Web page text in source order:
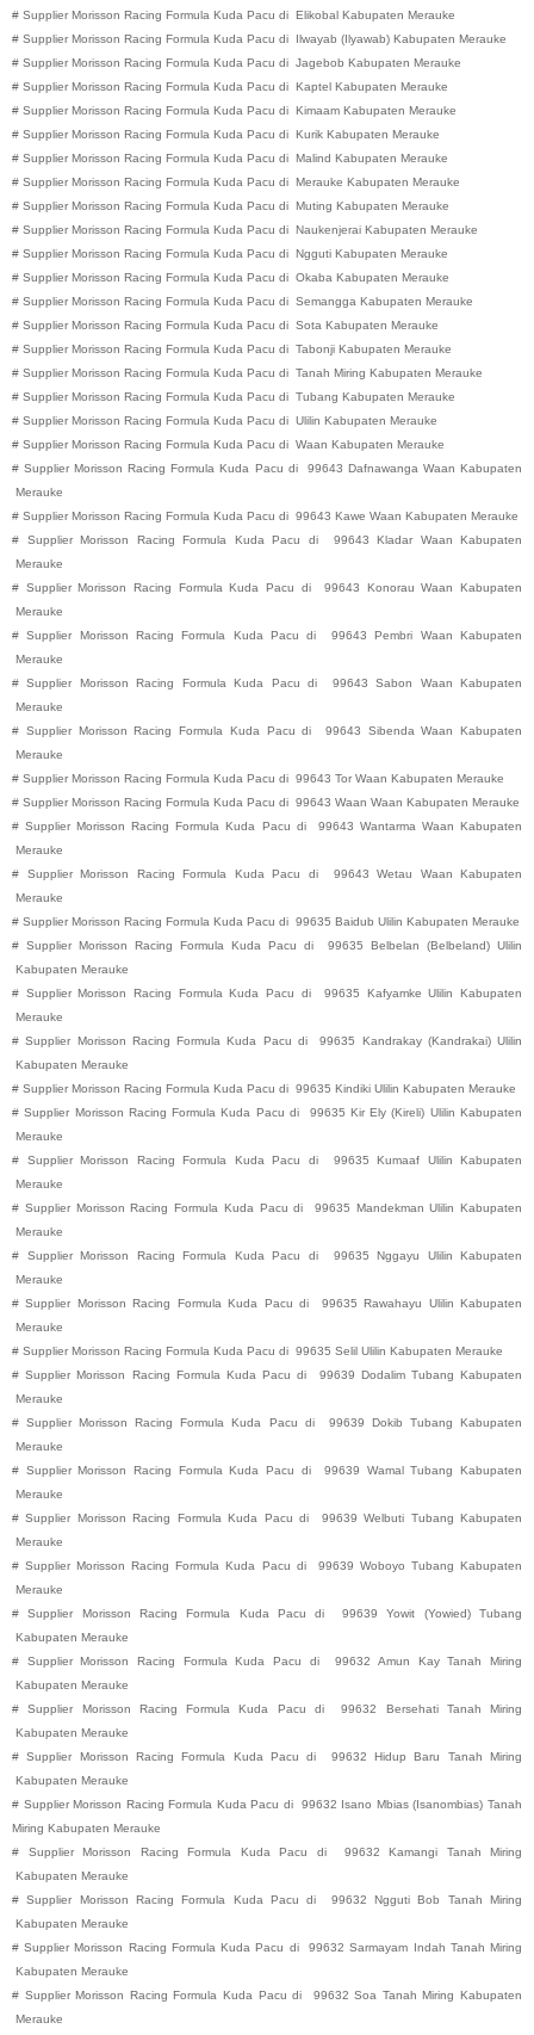
# Supplier Morisson Racing Formula Kuda Pacu di Elikobal Kabupaten Merauke
# Supplier Morisson Racing Formula Kuda Pacu di Ilwayab (Ilyawab) Kabupaten Merauke
# Supplier Morisson Racing Formula Kuda Pacu di Jagebob Kabupaten Merauke
# Supplier Morisson Racing Formula Kuda Pacu di Kaptel Kabupaten Merauke
# Supplier Morisson Racing Formula Kuda Pacu di Kimaam Kabupaten Merauke
# Supplier Morisson Racing Formula Kuda Pacu di Kurik Kabupaten Merauke
# Supplier Morisson Racing Formula Kuda Pacu di Malind Kabupaten Merauke
# Supplier Morisson Racing Formula Kuda Pacu di Merauke Kabupaten Merauke
# Supplier Morisson Racing Formula Kuda Pacu di Muting Kabupaten Merauke
# Supplier Morisson Racing Formula Kuda Pacu di Naukenjerai Kabupaten Merauke
# Supplier Morisson Racing Formula Kuda Pacu di Ngguti Kabupaten Merauke
# Supplier Morisson Racing Formula Kuda Pacu di Okaba Kabupaten Merauke
# Supplier Morisson Racing Formula Kuda Pacu di Semangga Kabupaten Merauke
# Supplier Morisson Racing Formula Kuda Pacu di Sota Kabupaten Merauke
# Supplier Morisson Racing Formula Kuda Pacu di Tabonji Kabupaten Merauke
# Supplier Morisson Racing Formula Kuda Pacu di Tanah Miring Kabupaten Merauke
# Supplier Morisson Racing Formula Kuda Pacu di Tubang Kabupaten Merauke
# Supplier Morisson Racing Formula Kuda Pacu di Ulilin Kabupaten Merauke
# Supplier Morisson Racing Formula Kuda Pacu di Waan Kabupaten Merauke
# Supplier Morisson Racing Formula Kuda Pacu di 99643 Dafnawanga Waan Kabupaten
Merauke
# Supplier Morisson Racing Formula Kuda Pacu di 99643 Kawe Waan Kabupaten Merauke
#
Supplier Morisson Racing Formula Kuda Pacu di 99643 Kladar Waan
Kabupaten
Merauke
# Supplier Morisson Racing Formula Kuda Pacu di 99643 Konorau Waan
Kabupaten
Merauke
# Supplier Morisson Racing Formula Kuda Pacu di 99643 Pembri Waan
Kabupaten
Merauke
# Supplier Morisson Racing Formula Kuda Pacu di 99643 Sabon Waan
Kabupaten
Merauke
# Supplier Morisson Racing Formula Kuda Pacu di 99643 Sibenda Waan
Kabupaten
Merauke
# Supplier Morisson Racing Formula Kuda Pacu di 99643 Tor Waan Kabupaten Merauke
# Supplier Morisson Racing Formula Kuda Pacu di 99643 Waan Waan Kabupaten Merauke
# Supplier Morisson Racing Formula Kuda Pacu di 99643 Wantarma Waan Kabupaten
Merauke
#
Supplier Morisson Racing Formula Kuda Pacu di 99643 Wetau Waan
Kabupaten
Merauke
# Supplier Morisson Racing Formula Kuda Pacu di 99635 Baidub Ulilin Kabupaten Merauke
# Supplier Morisson Racing Formula Kuda Pacu di 99635 Belbelan (Belbeland) Ulilin
Kabupaten Merauke
# Supplier Morisson Racing Formula Kuda Pacu di 99635 Kafyamke Ulilin
Kabupaten
Merauke
# Supplier Morisson Racing Formula Kuda Pacu di 99635 Kandrakay (Kandrakai) Ulilin
Kabupaten Merauke
# Supplier Morisson Racing Formula Kuda Pacu di 99635 Kindiki Ulilin Kabupaten Merauke
# Supplier Morisson Racing Formula Kuda Pacu di 99635 Kir Ely (Kireli) Ulilin Kabupaten
Merauke
#
Supplier Morisson Racing Formula Kuda Pacu di 99635 Kumaaf Ulilin
Kabupaten
Merauke
# Supplier Morisson Racing Formula Kuda Pacu di 99635 Mandekman Ulilin Kabupaten
Merauke
#
Supplier Morisson Racing Formula Kuda Pacu di 99635 Nggayu Ulilin
Kabupaten
Merauke
# Supplier Morisson Racing Formula Kuda Pacu di 99635 Rawahayu Ulilin Kabupaten
Merauke
# Supplier Morisson Racing Formula Kuda Pacu di 99635 Selil Ulilin Kabupaten Merauke
# Supplier Morisson Racing Formula Kuda Pacu di 99639 Dodalim Tubang Kabupaten
Merauke
# Supplier Morisson Racing Formula Kuda Pacu di 99639 Dokib Tubang
Kabupaten
Merauke
# Supplier Morisson Racing Formula Kuda Pacu di 99639 Wamal Tubang
Kabupaten
Merauke
# Supplier Morisson Racing Formula Kuda Pacu di 99639 Welbuti Tubang Kabupaten
Merauke
# Supplier Morisson Racing Formula Kuda Pacu di 99639 Woboyo Tubang Kabupaten
Merauke
#
Supplier Morisson Racing Formula Kuda Pacu di 99639 Yowit (Yowied)
Tubang
Kabupaten Merauke
#
Supplier Morisson Racing Formula Kuda Pacu di 99632 Amun Kay
Tanah Miring
Kabupaten Merauke
#
Supplier Morisson Racing Formula Kuda Pacu di 99632 Bersehati
Tanah Miring
Kabupaten Merauke
# Supplier Morisson Racing Formula Kuda Pacu di 99632 Hidup Baru
Tanah Miring
Kabupaten Merauke
# Supplier Morisson Racing Formula Kuda Pacu di 99632 Isano Mbias (Isanombias) Tanah
Miring Kabupaten Merauke
#
Supplier Morisson Racing Formula Kuda Pacu di 99632 Kamangi
Tanah Miring
Kabupaten Merauke
# Supplier Morisson Racing Formula Kuda Pacu di 99632 Ngguti Bob
Tanah Miring
Kabupaten Merauke
# Supplier Morisson Racing Formula Kuda Pacu di 99632 Sarmayam Indah Tanah Miring
Kabupaten Merauke
# Supplier Morisson Racing Formula Kuda Pacu di 99632 Soa Tanah Miring Kabupaten
Merauke